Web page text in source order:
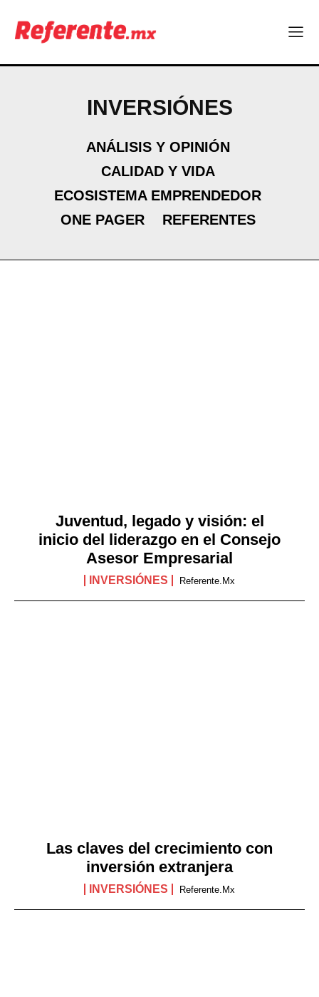
INVERSIÓNES
ANÁLISIS Y OPINIÓN
CALIDAD Y VIDA
ECOSISTEMA EMPRENDEDOR
ONE PAGER
REFERENTES
Juventud, legado y visión: el
inicio del liderazgo en el Consejo
Asesor Empresarial
INVERSIÓNES Referente.mx
Las claves del crecimiento con
inversión extranjera
INVERSIÓNES Referente.mx